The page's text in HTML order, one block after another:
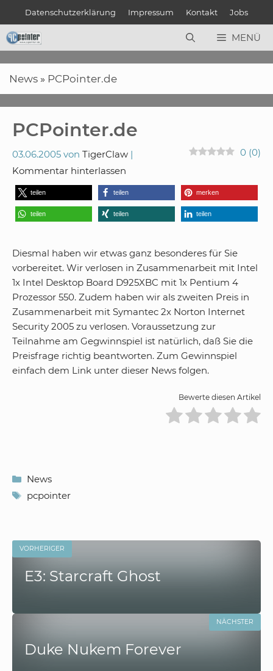
springen
Datenschutzerklärung Impressum Kontakt Jobs
MENÜ
News » PCPointer.de
PCPointer.de
03.06.2005 von TigerClaw 0 (0)
Kommentar hinterlassen
teilen teilen merken
teilen teilen teilen
Diesmal haben wir etwas ganz besonderes für Sie
vorbereitet. Wir verlosen in Zusammenarbeit mit Intel
1x Intel Desktop Board D925XBC mit 1x Pentium 4
Prozessor 550. Zudem haben wir als zweiten Preis in
Zusammenarbeit mit Symantec 2x Norton Internet
Security 2005 zu verlosen. Voraussetzung zur
Teilnahme am Gegwinnspiel ist natürlich, daß Sie die
Preisfrage richtig beantworten. Zum Gewinnspiel
einfach dem Link unter dieser News folgen.
Bewerte diesen Artikel
Kategorien
News
Schlagwörter
pcpointer
VORHERIGER
E3: Starcraft Ghost
Duke Nukem Forever
NÄCHSTER